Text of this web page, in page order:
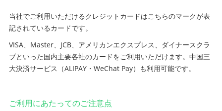
当社でご利用いただけるクレジットカードはこちらのマークが表
記されているカードです。
VISA、Master、JCB、アメリカンエクスプレス、ダイナースクラ
ブといった国内主要各社のカードをご利用いただけます。中国三
大決済サービス（ALIPAY・WeChat Pay）も利用可能です。
ご利用にあたってのご注意点